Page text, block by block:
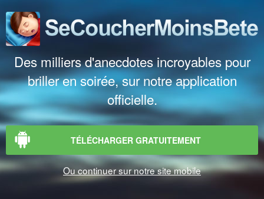
Des milliers d'anecdotes incroyables pour
briller en soirée, sur notre application
officielle.
TÉLÉCHARGER GRATUITEMENT
Ou continuer sur notre site mobile